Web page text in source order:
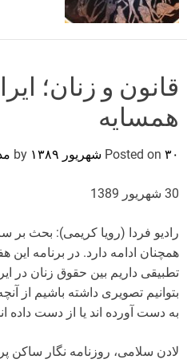
d
e
قانون و زنان؛
همسایه
Posted on ۳۰ شهریور ۱۳۸۹
30 شهریور 1389
رادیو فردا (رویا کریمی): بحث بر
همچنان ادامه دارد. در برنامه
تطبیقی داریم بین حقوق زنان در
بتوانیم تصویری داشته باشیم از
به دست آورده اند یا از دست داده
لادن سلامی، روزنامه نگار ساکن